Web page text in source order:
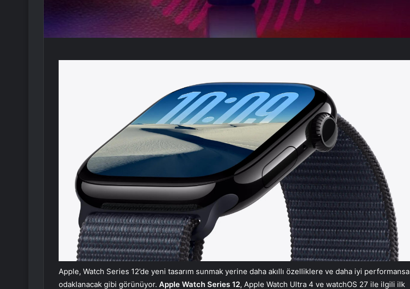
Apple, Watch Series 12’de yeni tasarım sunmak yerine daha akıllı özelliklere ve daha iyi performansa
odaklanacak gibi görünüyor. Apple Watch Series 12, Apple Watch Ultra 4 ve watchOS 27 ile ilgili ilk